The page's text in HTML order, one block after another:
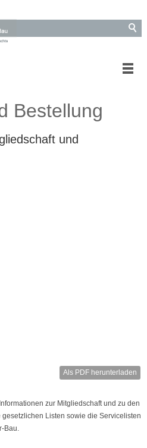
Bestellung
und
Als PDF herunterladen
zur Mitgliedschaft und zu den
Listen sowie die Servicelisten
Bau.